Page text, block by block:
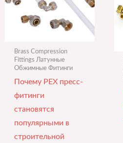
Brass Compression
Fittings Латунные
Обжимные Фитинги
Почему PEX пресс-
фитинги
становятся
популярными в
строительной